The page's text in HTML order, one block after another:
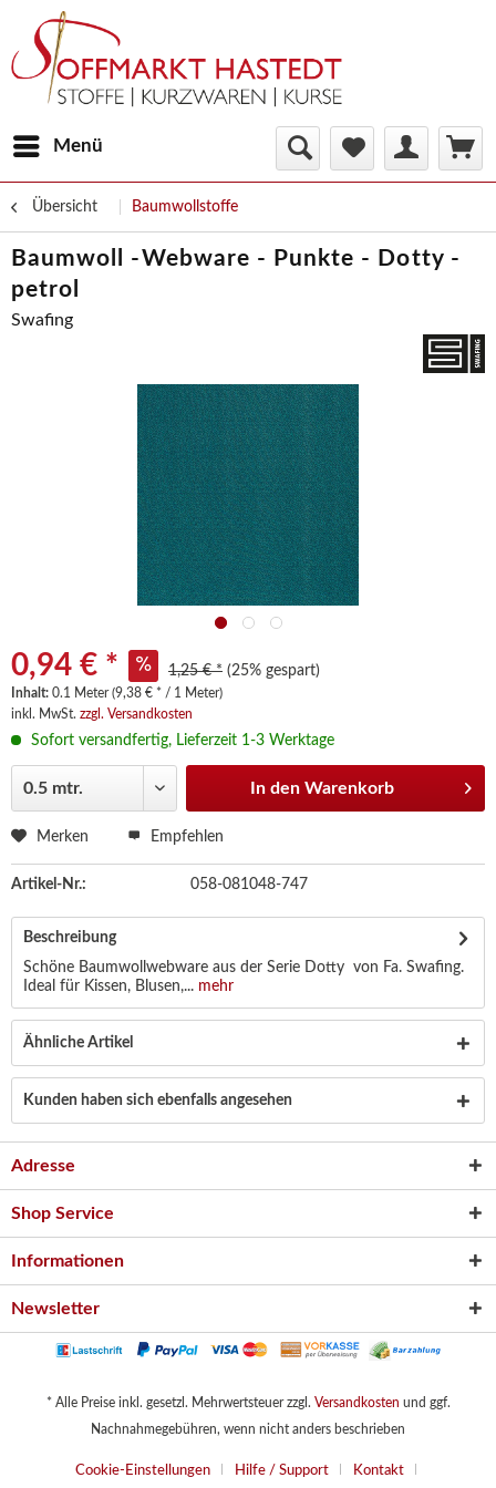
Menü
Übersicht Baumwollstoffe
Baumwoll -Webware - Punkte - Dotty -
petrol
Swafing
0,94 € * 1,25 € * (25% gespart)
Inhalt: 0.1 Meter (9,38 € * / 1 Meter)
inkl. MwSt. zzgl. Versandkosten
Sofort versandfertig, Lieferzeit 1-3 Werktage
In den Warenkorb
Merken Empfehlen
Artikel-Nr.: 058-081048-747
Beschreibung
Schöne Baumwollwebware aus der Serie Dotty von Fa. Swafing.
Ideal für Kissen, Blusen,... mehr
Ähnliche Artikel
Kunden haben sich ebenfalls angesehen
Adresse
Shop Service
Informationen
Newsletter
* Alle Preise inkl. gesetzl. Mehrwertsteuer zzgl. Versandkosten und ggf.
Nachnahmegebühren, wenn nicht anders beschrieben
Cookie-Einstellungen Hilfe / Support Kontakt